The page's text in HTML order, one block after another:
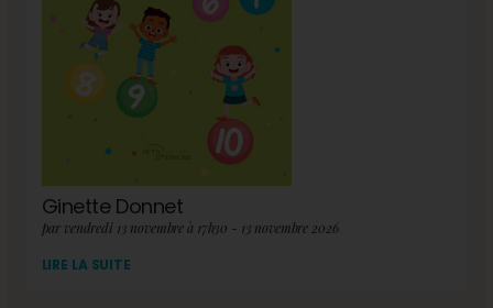
Ginette Donnet
par vendredi 13 novembre à 17h30 - 13 novembre 2026
LIRE LA SUITE